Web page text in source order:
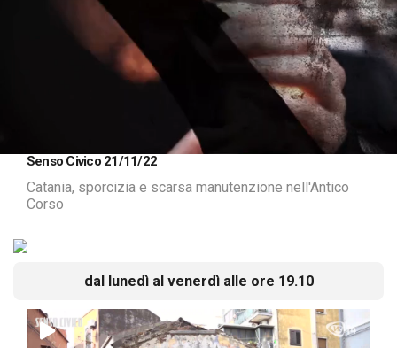
5.17%
Senso Civico 21/11/22
Catania, sporcizia e scarsa manutenzione nell'Antico
Corso
dal lunedì al venerdì alle ore 19.10